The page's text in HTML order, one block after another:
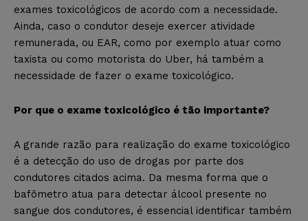
exames toxicológicos de acordo com a necessidade.
Ainda, caso o condutor deseje exercer atividade
remunerada, ou EAR, como por exemplo atuar como
taxista ou como motorista do Uber, há também a
necessidade de fazer o exame toxicológico.
Por que o exame toxicológico é tão importante?
A grande razão para realização do exame toxicológico
é a detecção do uso de drogas por parte dos
condutores citados acima. Da mesma forma que o
bafômetro atua para detectar álcool presente no
sangue dos condutores, é essencial identificar também